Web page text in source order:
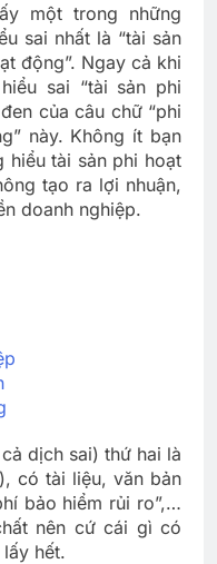
một trong những
sai nhất là “tài sản
động”. Ngay cả khi
sai “tài sản phi
của câu chữ “phi
này. Không ít bạn
hiểu tài sản phi hoạt
tạo ra lợi nhuận,
doanh nghiệp.
dịch sai) thứ hai là
có tài liệu, văn bản
bảo hiểm rủi ro”,…
nên cứ cái gì có
hết.